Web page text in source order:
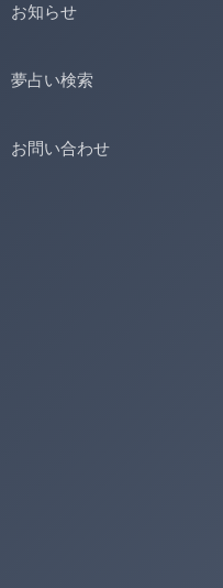
お知らせ
夢占い検索
お問い合わせ